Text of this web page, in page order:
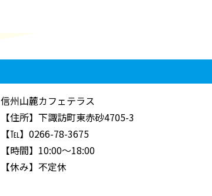
信州山麓カフェテラス
【住所】下諏訪町東赤砂4705-3
【℡】0266-78-3675
【時間】10:00～18:00
【休み】不定休